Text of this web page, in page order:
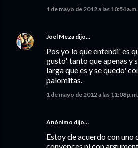
1 de mayo de 2012 a las 10:54 a.m.
Joel Meza dijo…
Pos yo lo que entendi' es
gusto' tanto que apenas y
larga que es y se quedo'
palomitas.
1 de mayo de 2012 a las 11:08 p.m.
Anónimo dijo…
Estoy de acuerdo con uno